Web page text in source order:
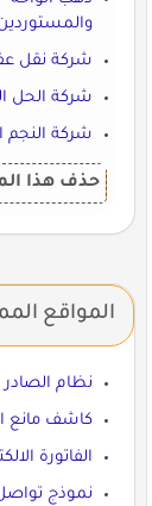
والمستوردين
شركة نقل
شركة الحل
شركة النجم
حذف هذا
المواقع
نظام
كاشف مانع
الفاتورة
نموذج